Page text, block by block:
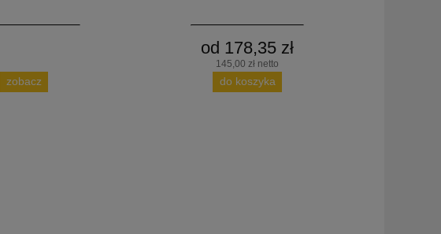
zobacz
od 178,35 zł
145,00 zł netto
do koszyka